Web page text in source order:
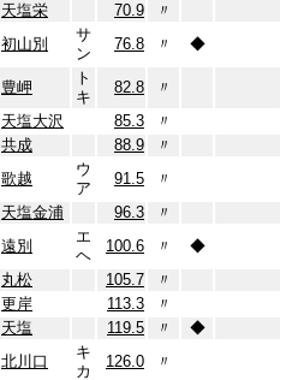
天塩栄
70.9
〃
初山別
サ
ン
76.8 〃 ◆
豊岬
ト
キ
82.8
〃
天塩大沢
85.3
〃
共成
88.9
〃
歌越
ウ
ア
91.5
〃
天塩金浦
96.3
〃
遠別
エ
ヘ
100.6 〃
◆
丸松
105.7
〃
更岸
113.3
〃
天塩
119.5 〃
◆
北川口
キ
カ
126.0 〃